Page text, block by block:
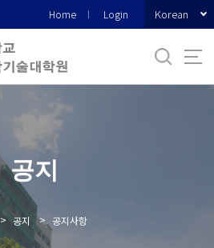
Home Login Korean
공지
> 공지 > 공지사항